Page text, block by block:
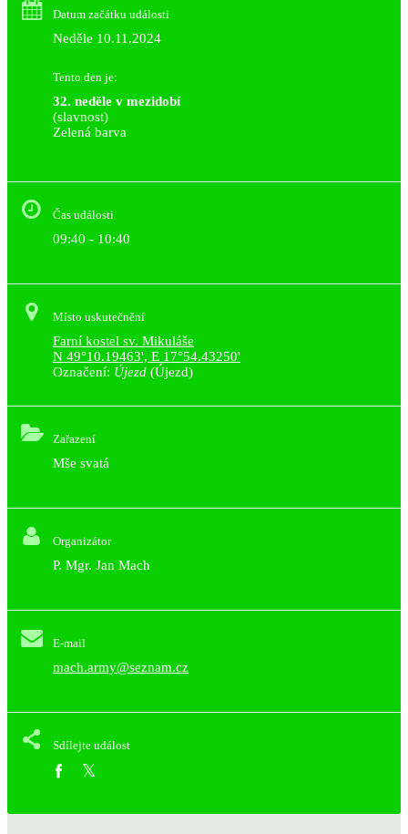
Datum začátku události
Neděle 10.11.2024
Tento den je:
32. neděle v mezidobí
(slavnost)
Zelená barva
Čas události
09:40 - 10:40
Místo uskutečnění
Farní kostel sv. Mikuláše
N 49°10.19463', E 17°54.43250'
Označení: Újezd (Újezd)
Zařazení
Mše svatá
Organizátor
P. Mgr. Jan Mach
E-mail
mach.army@seznam.cz
Sdílejte událost